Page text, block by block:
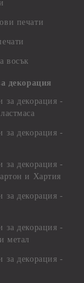
печати
восък
декорация
за декорация -
за декорация -
за декорация -
и Хартия
за декорация -
за декорация -
метал
за декорация -